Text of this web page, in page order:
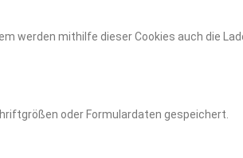
werden mithilfe dieser Cookies auch die
oder Formulardaten gespeichert.